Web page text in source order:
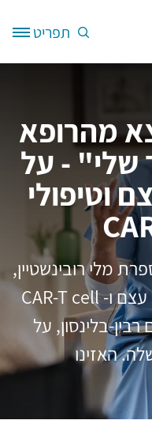
תפריט
מהרופא
שלי" - על
וטיפולי
מלי רובינשטיין,
אחות מתאמת מושתלי מח עצם ו- CAR-T cell
בלינסון, על
האזינו